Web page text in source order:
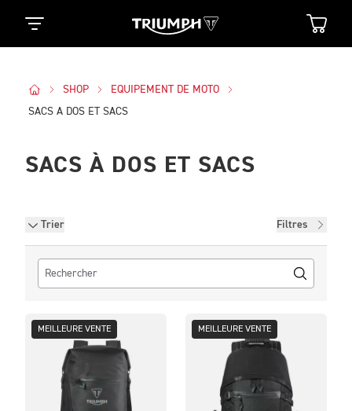
SHOP
EQUIPEMENT DE MOTO
SACS A DOS ET SACS
SACS À DOS ET SACS
Trier Filtres
Filtres
MEILLEURE VENTE MEILLEURE VENTE